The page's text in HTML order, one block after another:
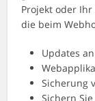
Projekt oder
die beim
Updates
Sicherung
Sichern